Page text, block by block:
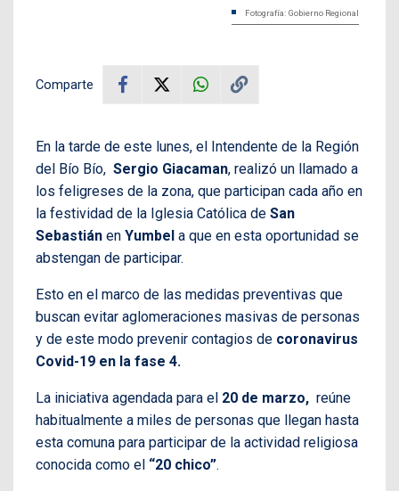
Fotografía: Gobierno Regional
Comparte
En la tarde de este lunes, el Intendente de la Región
del Bío Bío, Sergio Giacaman, realizó un llamado a
los feligreses de la zona, que participan cada año en
la festividad de la Iglesia Católica de San
Sebastián en Yumbel a que en esta oportunidad se
abstengan de participar.
Esto en el marco de las medidas preventivas que
buscan evitar aglomeraciones masivas de personas
y de este modo prevenir contagios de coronavirus
Covid-19 en la fase 4.
La iniciativa agendada para el 20 de marzo, reúne
habitualmente a miles de personas que llegan hasta
esta comuna para participar de la actividad religiosa
conocida como el “20 chico”.